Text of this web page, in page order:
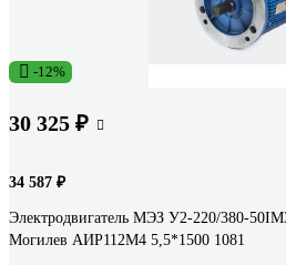
-12%
30 325 ₽
34 587 ₽
Электродвигатель МЭЗ У2-220/380-
Могилев АИР112М4 5,5*1500 1081